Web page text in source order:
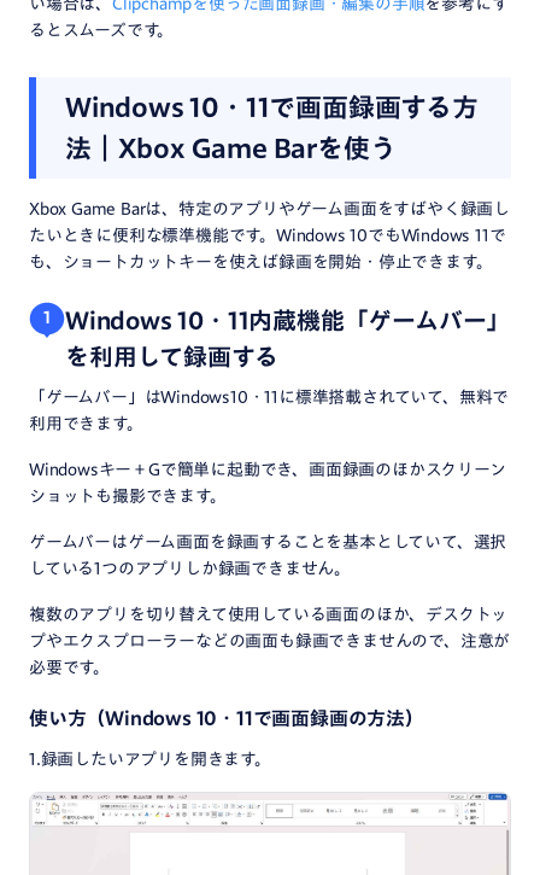
い場合は、 Clipchampを使った画面録画・編集の手順を参考にす
るとスムーズです。
Windows 10・11で画面録画する方
法｜Xbox Game Barを使う
Xbox Game Barは、特定のアプリやゲーム画面をすばやく録画し
たいときに便利な標準機能です。Windows 10でもWindows 11で
も、ショートカットキーを使えば録画を開始・停止できます。
1
Windows 10・11内蔵機能「ゲームバー」
を利用して録画する
「ゲームバー」はWindows10・11 に標準搭載されていて、無料で
利用できます。
Windowsキー＋Gで簡単に起動でき、画面録画のほかスクリーン
ショットも撮影できます。
ゲームバーはゲーム画面を録画することを基本としていて、選択
している1つのアプリしか録画できません。
複数のアプリを切り替えて使用している画面のほか、デスクトッ
プやエクスプローラーなどの画面も録画できませんので、注意が
必要です。
使い方（Windows 10・11で画面録画の方法）
1.録画したいアプリを開きます。